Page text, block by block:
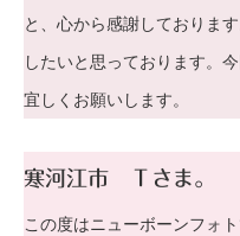
と、心から感謝しておりま
したいと思っております。
宜しくお願いします。
寒河江市 Ｔさま。
この度はニューボーンフォ